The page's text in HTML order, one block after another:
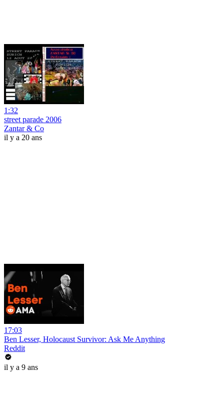
1:32
street parade 2006
Zantar & Co
il y a 20 ans
17:03
Ben Lesser, Holocaust Survivor: Ask Me Anything
Reddit
il y a 9 ans